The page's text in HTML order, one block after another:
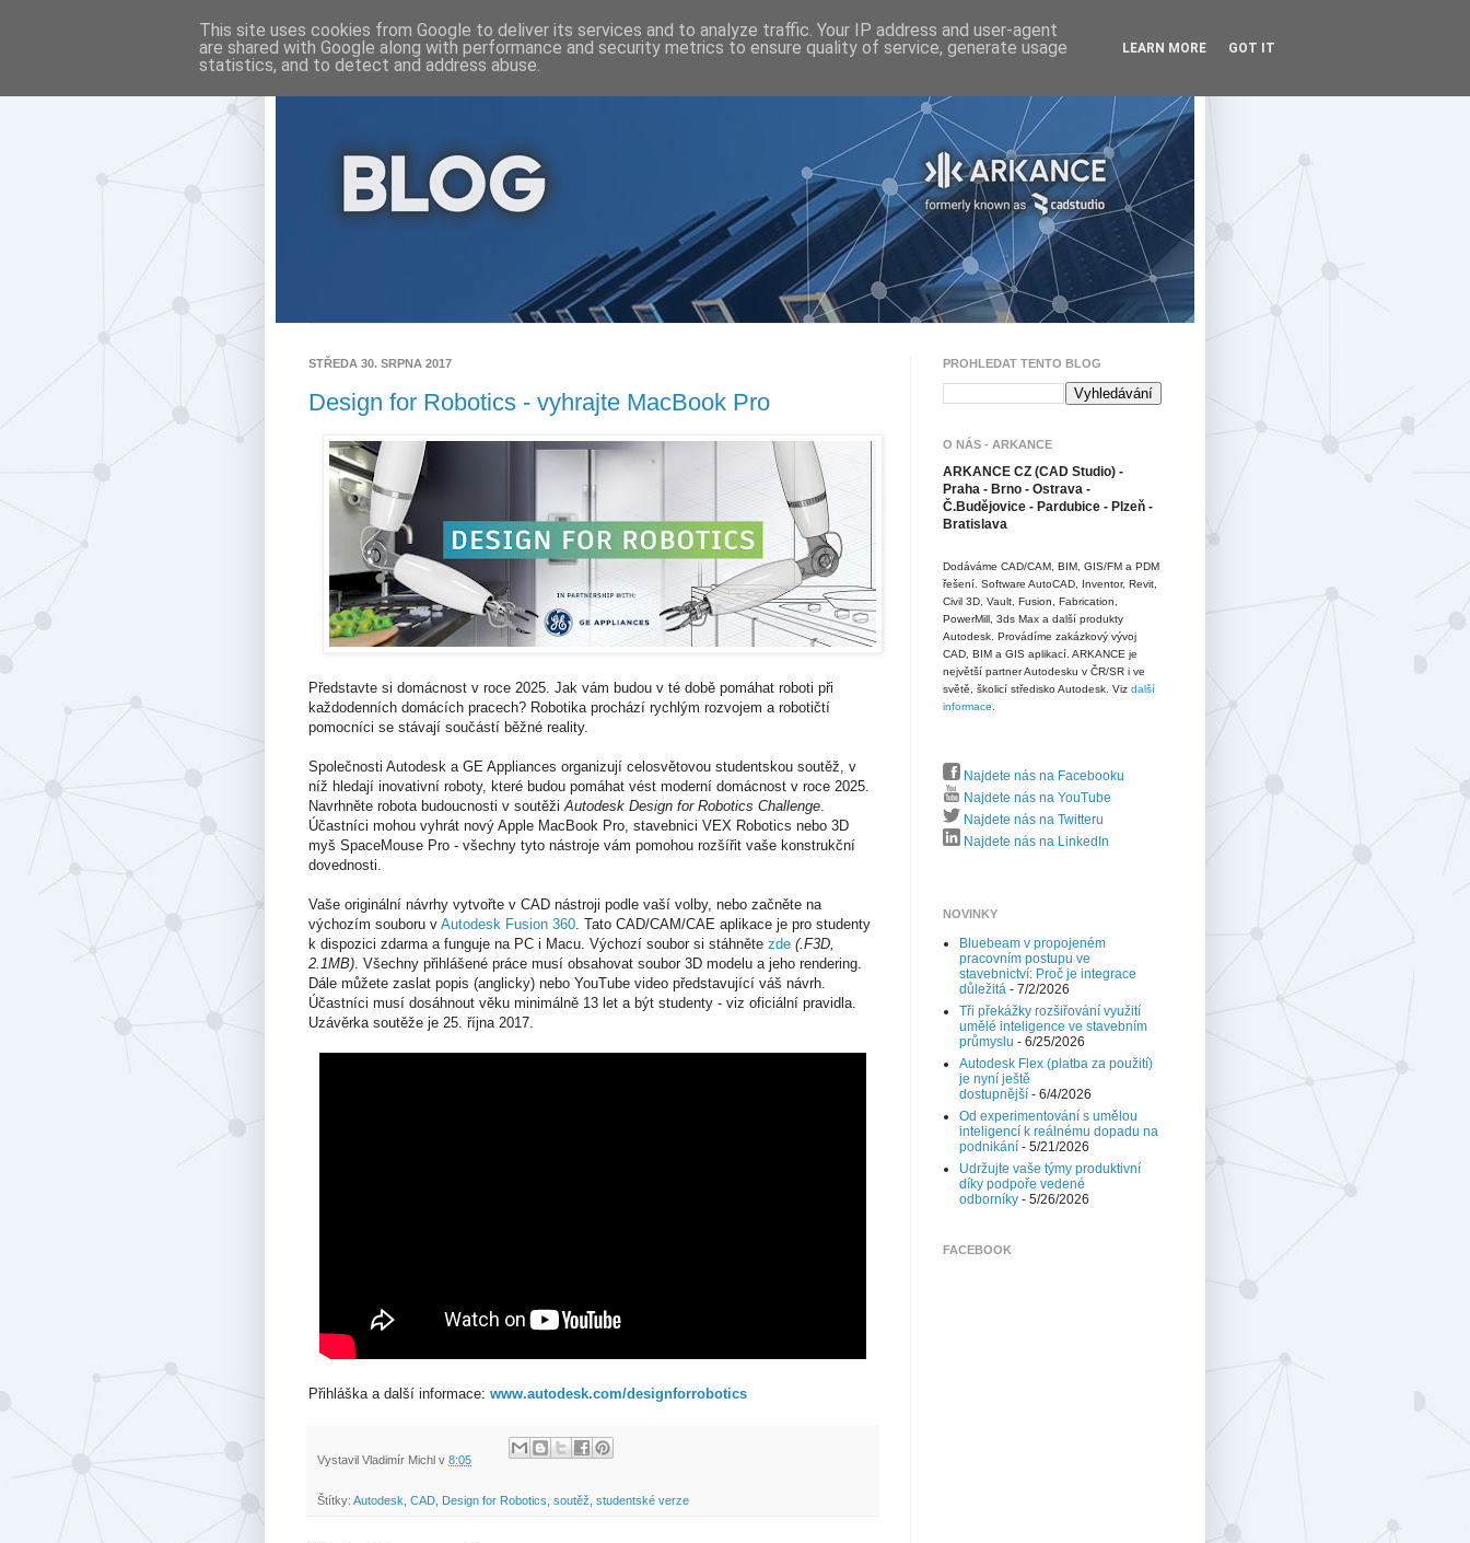
STŘEDA 30. SRPNA 2017
Design for Robotics - vyhrajte MacBook Pro
Představte si domácnost v roce 2025. Jak vám budou v té době pomáhat roboti při
každodenních domácích pracech? Robotika prochází rychlým rozvojem a robotičtí
pomocníci se stávají součástí běžné reality.
Společnosti Autodesk a GE Appliances organizují celosvětovou studentskou soutěž, v
níž hledají inovativní roboty, které budou pomáhat vést moderní domácnost v roce 2025.
Navrhněte robota budoucnosti v soutěži Autodesk Design for Robotics Challenge
Účastníci mohou vyhrát nový Apple MacBook Pro, stavebnici VEX Robotics nebo 3D
myš SpaceMouse Pro - všechny tyto nástroje vám pomohou rozšířit vaše konstrukční
dovednosti.
Vaše originální návrhy vytvořte v CAD nástroji podle vaší volby, nebo začněte na
výchozím souboru v Autodesk Fusion 360 . Tato CAD/CAM/CAE aplikace je pro studenty
k dispozici zdarma a funguje na PC i Macu. Výchozí soubor si stáhněte zde (.F3D,
2.1MB) . Všechny přihlášené práce musí obsahovat soubor 3D modelu a jeho rendering.
Dále můžete zaslat popis (anglicky) nebo YouTube video představující váš návrh.
Účastníci musí dosáhnout věku minimálně 13 let a být studenty - viz oficiální pravidla.
Uzávěrka soutěže je 25. října 2017.
Přihláška a další informace: www.autodesk.com/designforrobotics
Vystavil Vladimír Michl v 8:05
Štítky: Autodesk CAD Design for Robotics soutěž studentské verze
PROHLEDAT TENTO BLOG
O NÁS - ARKANCE
ARKANCE CZ (CAD Studio) -
Praha - Brno - Ostrava -
Č.Budějovice - Pardubice - Plzeň -
Bratislava
Dodáváme CAD/CAM, BIM, GIS/FM a PDM
řešení. Software AutoCAD, Inventor, Revit,
Civil 3D, Vault, Fusion, Fabrication,
PowerMill, 3ds Max a další produkty
Autodesk. Provádíme zakázkový vývoj
CAD, BIM a GIS aplikací. ARKANCE je
největší partner Autodesku v ČR/SR i ve
světě, školicí středisko Autodesk. Viz další
informace
Najdete nás na Facebooku
Najdete nás na YouTube
Najdete nás na Twitteru
Najdete nás na LinkedIn
NOVINKY
Bluebeam v propojeném
pracovním postupu ve
stavebnictví: Proč je integrace
důležitá - 7/2/2026
Tři překážky rozšiřování využití
umělé inteligence ve stavebním
průmyslu - 6/25/2026
Autodesk Flex (platba za použití)
je nyní ještě
dostupnější - 6/4/2026
Od experimentování s umělou
inteligencí k reálnému dopadu na
podnikání - 5/21/2026
Udržujte vaše týmy produktivní
díky podpoře vedené
odborníky - 5/26/2026
FACEBOOK
This site uses cookies from Google to deliver its services and to analyze traffic. Your IP address and user-agent
are shared with Google along with performance and security metrics to ensure quality of service, generate usage
statistics, and to detect and address abuse.
LEARN MORE GOT IT